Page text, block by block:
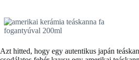
Azt hitted, hogy egy autentikus japán